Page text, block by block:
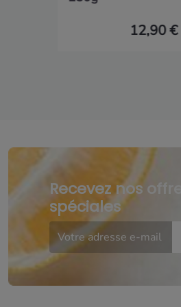
12,90 €
Recevez nos offres
spéciales